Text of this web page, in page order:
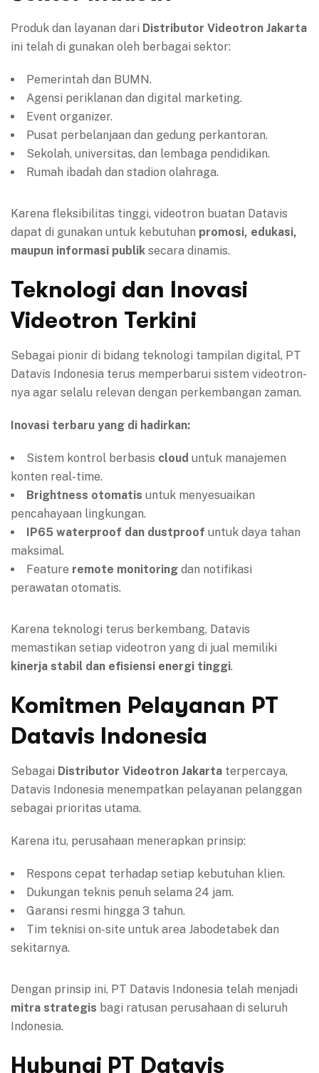
Produk dan layanan dari Distributor Videotron Jakarta
ini telah di gunakan oleh berbagai sektor:
Pemerintah dan BUMN.
Agensi periklanan dan digital marketing.
Event organizer.
Pusat perbelanjaan dan gedung perkantoran.
Sekolah, universitas, dan lembaga pendidikan.
Rumah ibadah dan stadion olahraga.
Karena fleksibilitas tinggi, videotron buatan Datavis
dapat di gunakan untuk kebutuhan promosi, edukasi,
maupun informasi publik secara dinamis.
Teknologi dan Inovasi
Videotron Terkini
Sebagai pionir di bidang teknologi tampilan digital, PT
Datavis Indonesia terus memperbarui sistem videotron-
nya agar selalu relevan dengan perkembangan zaman.
Inovasi terbaru yang di hadirkan:
Sistem kontrol berbasis cloud untuk manajemen
konten real-time.
Brightness otomatis untuk menyesuaikan
pencahayaan lingkungan.
IP65 waterproof dan dustproof untuk daya tahan
maksimal.
Feature remote monitoring dan notifikasi
perawatan otomatis.
Karena teknologi terus berkembang, Datavis
memastikan setiap videotron yang di jual memiliki
kinerja stabil dan efisiensi energi tinggi.
Komitmen Pelayanan PT
Datavis Indonesia
Sebagai Distributor Videotron Jakarta terpercaya,
Datavis Indonesia menempatkan pelayanan pelanggan
sebagai prioritas utama.
Karena itu, perusahaan menerapkan prinsip:
Respons cepat terhadap setiap kebutuhan klien.
Dukungan teknis penuh selama 24 jam.
Garansi resmi hingga 3 tahun.
Tim teknisi on-site untuk area Jabodetabek dan
sekitarnya.
Dengan prinsip ini, PT Datavis Indonesia telah menjadi
mitra strategis bagi ratusan perusahaan di seluruh
Indonesia.
Hubungi PT Datavis